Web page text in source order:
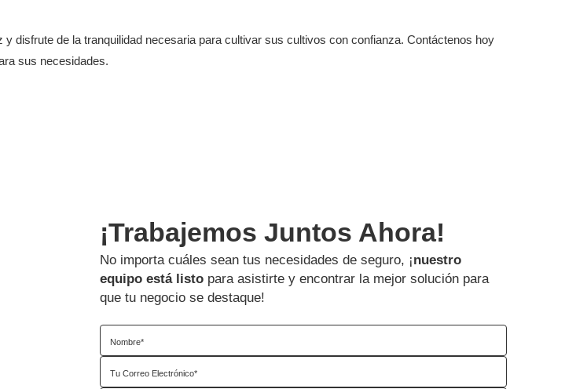
disfrute de la tranquilidad necesaria para cultivar sus cultivos con confianza. Contáctenos hoy
sus necesidades.
¡Trabajemos Juntos Ahora!
No importa cuáles sean tus necesidades de seguro, ¡nuestro
equipo está listopara asistirte y encontrar la mejor solución para
que tu negocio se destaque!